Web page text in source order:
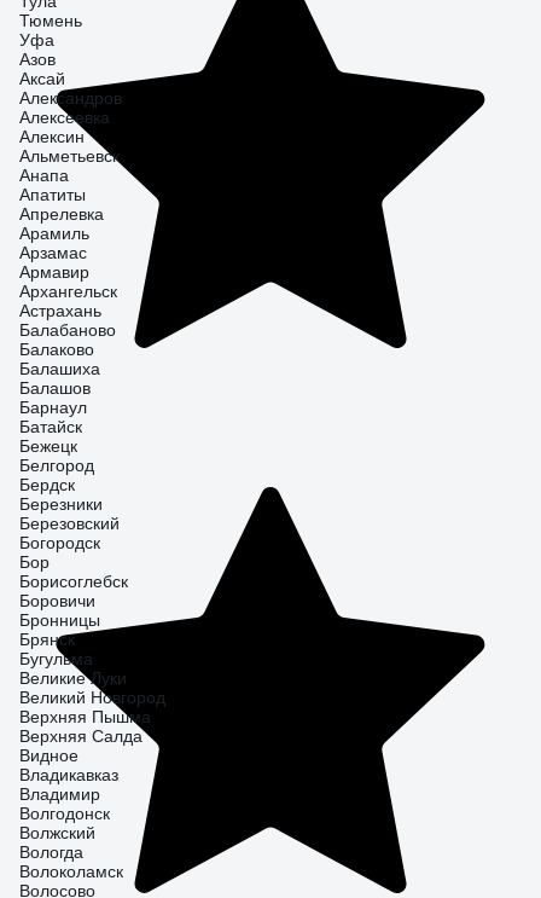
Тюмень
Уфа
Азов
Аксай
Александров
Алексеевка
Алексин
Альметьевск
Анапа
Апатиты
Апрелевка
Арамиль
Арзамас
Армавир
Архангельск
Астрахань
Балабаново
Балаково
Балашиха
Балашов
Барнаул
Батайск
Бежецк
Белгород
Бердск
Березники
Березовский
Богородск
Бор
Борисоглебск
Боровичи
Бронницы
Брянск
Бугульма
Великие Луки
Великий Новгород
Верхняя Пышма
Верхняя Салда
Видное
Владикавказ
Владимир
Волгодонск
Волжский
Вологда
Волоколамск
Волосово